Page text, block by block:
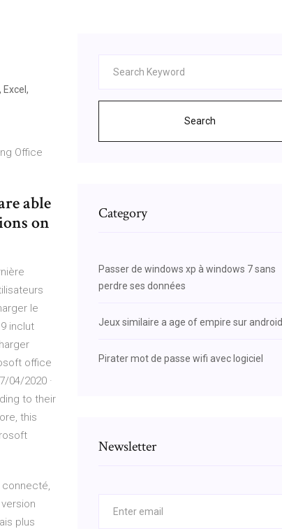
Office
able
on
le
inclut
office
04/2020 ·
to their
this
plus
Search
Category
Passer de windows xp à windows 7 sans
perdre ses données
Jeux similaire a age of empire sur android
Pirater mot de passe wifi avec logiciel
Newsletter